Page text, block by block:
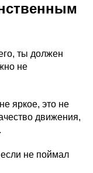
ты должен
не
яркое, это не
движения,
если не поймал